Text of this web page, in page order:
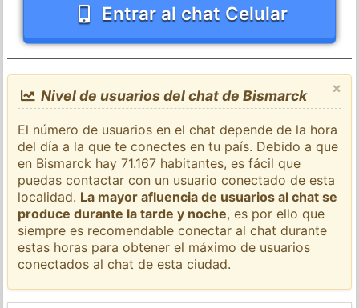
Entrar al chat Celular
×
Nivel de usuarios del chat de Bismarck
El número de usuarios en el chat depende de la hora
del día a la que te conectes en tu país. Debido a que
en Bismarck hay 71.167 habitantes, es fácil que
puedas contactar con un usuario conectado de esta
localidad. La mayor afluencia de usuarios al chat se
produce durante la tarde y noche, es por ello que
siempre es recomendable conectar al chat durante
estas horas para obtener el máximo de usuarios
conectados al chat de esta ciudad.